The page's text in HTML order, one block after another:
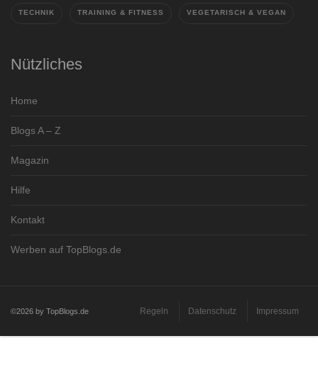
TECHNIK TRAINING & FITNESS VEGETARISCH & VEGAN
Nützliches
Home
Blogs A – Z
Magazin
Hilfe
Kontakt
Werben auf TopBlogs.de
©2026 by TopBlogs.de Regeln Datenschutz Impressum